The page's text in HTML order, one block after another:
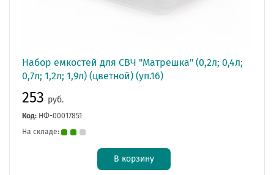
Набор емкостей для СВЧ "Матрешка" (0,2л; 0,4л;
0,7л; 1,2л; 1,9л) (цветной) (уп.16)
253 руб.
Код: НФ-00017851
На складе:
В корзину